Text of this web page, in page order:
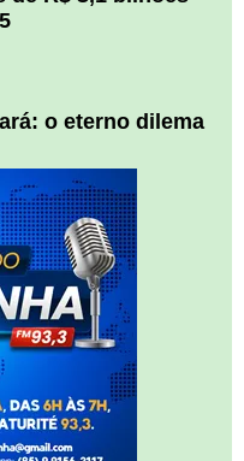
o eterno dilema